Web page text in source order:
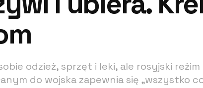
odzież, sprzęt i leki, ale rosyjski
do wojska zapewnia się „wszystko